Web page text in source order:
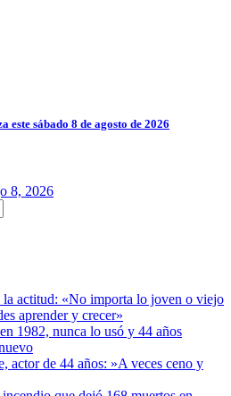
este sábado 8 de agosto de 2026
8, 2026
la actitud: «No importa lo joven o viejo
aprender y crecer»
1982, nunca lo usó y 44 años
actor de 44 años: »A veces ceno y